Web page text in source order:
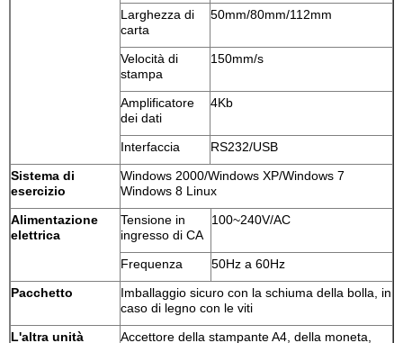
Larghezza di
carta
50mm/80mm/112mm
Velocità di
stampa
150mm/s
Amplificatore
dei dati
4Kb
Interfaccia
RS232/USB
Sistema di
esercizio
Windows 2000/Windows XP/Windows 7
Windows 8 Linux
Alimentazione
elettrica
Tensione in
ingresso di CA
100~240V/AC
Frequenza
50Hz a 60Hz
Pacchetto
Imballaggio sicuro con la schiuma della bolla, in
caso di legno con le viti
L'altra unità
Accettore della stampante A4, della moneta,